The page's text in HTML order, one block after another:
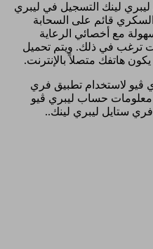
لينك التسجيل في ليبري
السكري قائم على السحابة
مع أخصائي الرعاية
ترغب في ذلك. ويتم تحميل
يكون هاتفك متصلاً بالإنترنت.
ڤيو لاستخدام تطبيق فري
معلومات حساب ليبري ڤيو
ستايل ليبري لينك..